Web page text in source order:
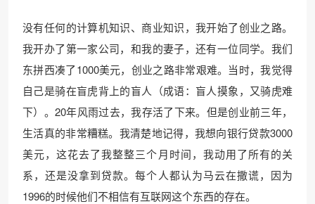
没有任何的计算机知识、商业知识，我开始了创业之路。
我开办了第一家公司，和我的妻子，还有一位同学。我们
东拼西凑了1000美元，创业之路非常艰难。当时，我觉得
自己是骑在盲虎背上的盲人（成语：盲人摸象，又骑虎难
下）。20年风雨过去，我存活了下来。但是创业前三年，
生活真的非常糟糕。我清楚地记得，我想向银行贷款3000
美元，这花去了我整整三个月时间，我动用了所有的关
系，还是没拿到贷款。每个人都认为马云在撒谎，因为
1996的时候他们不相信有互联网这个东西的存在。